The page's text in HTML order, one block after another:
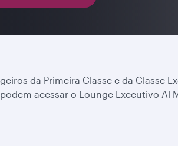
da Primeira Classe e da Classe
acessar o Lounge Executivo Al